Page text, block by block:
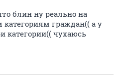
блин ну реально на
категориям граждан(( а у
категории(( чухаюсь